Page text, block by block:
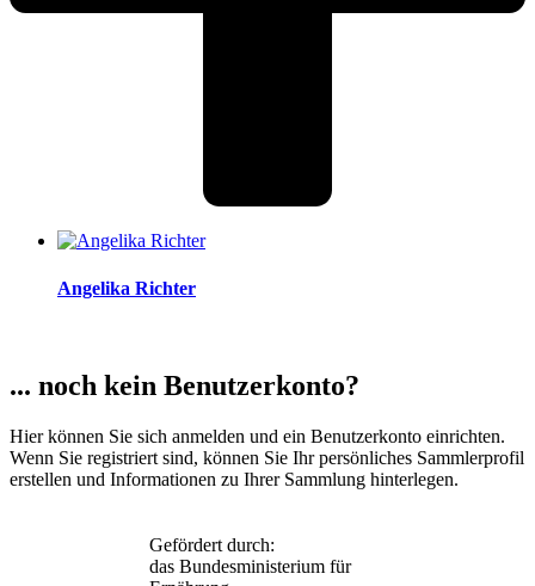
Angelika Richter
... noch kein Benutzerkonto?
Hier können Sie sich anmelden und ein Benutzerkonto einrichten.
Wenn Sie registriert sind, können Sie Ihr persönliches Sammlerprofil
erstellen und Informationen zu Ihrer Sammlung hinterlegen.
Gefördert durch:
das Bundesministerium für